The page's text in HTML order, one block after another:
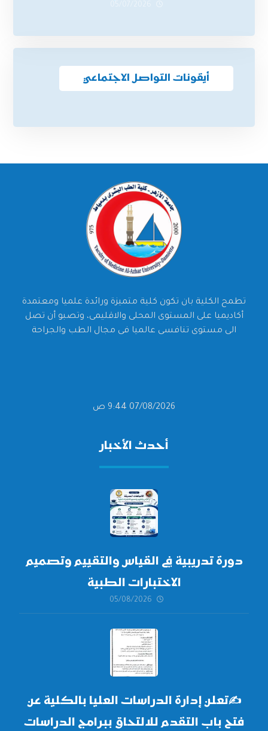
أيقونات التواصل الاجتماعي
تطمح الكلية بان تكون كلية متميزة ورائدة علميا ومعتمدة
أكاديميا على المستوى المحلى والاقليمى، وتصبو أن تصل
الى مستوى تنافسى عالميا فى مجال الطب والجراحة
07/08/2026 9:44 ص
أحدث الأخبار
دورة تدريبية في القياس والتقييم وتصميم
الاختبارات الطبية
05/08/2026
✍تعلن إدارة الدراسات العليا بالكلية عن
فتح باب التقدم للالتحاق ببرامج الدراسات